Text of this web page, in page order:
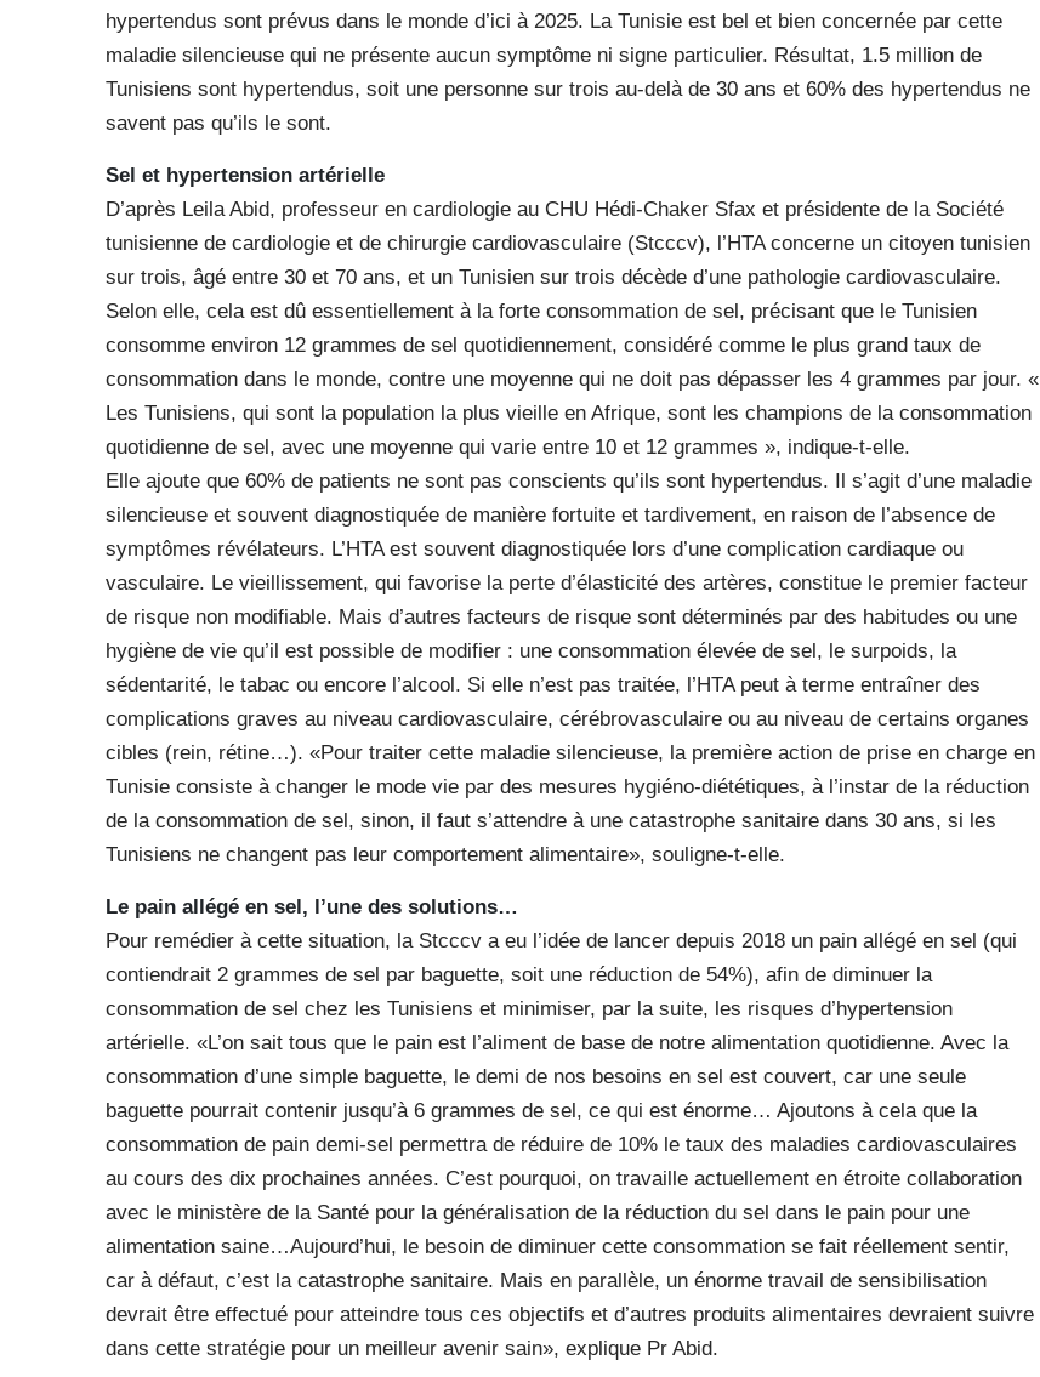
hypertendus sont prévus dans le monde d’ici à 2025. La Tunisie est bel et bien concernée par cette
maladie silencieuse qui ne présente aucun symptôme ni signe particulier. Résultat, 1.5 million de
Tunisiens sont hypertendus, soit une personne sur trois au-delà de 30 ans et 60% des hypertendus ne
savent pas qu’ils le sont.
Sel et hypertension artérielle
D’après Leila Abid, professeur en cardiologie au CHU Hédi-Chaker Sfax et présidente de la Société
tunisienne de cardiologie et de chirurgie cardiovasculaire (Stcccv), l’HTA concerne un citoyen tunisien
sur trois, âgé entre 30 et 70 ans, et un Tunisien sur trois décède d’une pathologie cardiovasculaire.
Selon elle, cela est dû essentiellement à la forte consommation de sel, précisant que le Tunisien
consomme environ 12 grammes de sel quotidiennement, considéré comme le plus grand taux de
consommation dans le monde, contre une moyenne qui ne doit pas dépasser les 4 grammes par jour. «
Les Tunisiens, qui sont la population la plus vieille en Afrique, sont les champions de la consommation
quotidienne de sel, avec une moyenne qui varie entre 10 et 12 grammes », indique-t-elle.
Elle ajoute que 60% de patients ne sont pas conscients qu’ils sont hypertendus. Il s’agit d’une maladie
silencieuse et souvent diagnostiquée de manière fortuite et tardivement, en raison de l’absence de
symptômes révélateurs. L’HTA est souvent diagnostiquée lors d’une complication cardiaque ou
vasculaire. Le vieillissement, qui favorise la perte d’élasticité des artères, constitue le premier facteur
de risque non modifiable. Mais d’autres facteurs de risque sont déterminés par des habitudes ou une
hygiène de vie qu’il est possible de modifier : une consommation élevée de sel, le surpoids, la
sédentarité, le tabac ou encore l’alcool. Si elle n’est pas traitée, l’HTA peut à terme entraîner des
complications graves au niveau cardiovasculaire, cérébrovasculaire ou au niveau de certains organes
cibles (rein, rétine…). «Pour traiter cette maladie silencieuse, la première action de prise en charge en
Tunisie consiste à changer le mode vie par des mesures hygiéno-diététiques, à l’instar de la réduction
de la consommation de sel, sinon, il faut s’attendre à une catastrophe sanitaire dans 30 ans, si les
Tunisiens ne changent pas leur comportement alimentaire», souligne-t-elle.
Le pain allégé en sel, l’une des solutions…
Pour remédier à cette situation, la Stcccv a eu l’idée de lancer depuis 2018 un pain allégé en sel (qui
contiendrait 2 grammes de sel par baguette, soit une réduction de 54%), afin de diminuer la
consommation de sel chez les Tunisiens et minimiser, par la suite, les risques d’hypertension
artérielle. «L’on sait tous que le pain est l’aliment de base de notre alimentation quotidienne. Avec la
consommation d’une simple baguette, le demi de nos besoins en sel est couvert, car une seule
baguette pourrait contenir jusqu’à 6 grammes de sel, ce qui est énorme… Ajoutons à cela que la
consommation de pain demi-sel permettra de réduire de 10% le taux des maladies cardiovasculaires
au cours des dix prochaines années. C’est pourquoi, on travaille actuellement en étroite collaboration
avec le ministère de la Santé pour la généralisation de la réduction du sel dans le pain pour une
alimentation saine…Aujourd’hui, le besoin de diminuer cette consommation se fait réellement sentir,
car à défaut, c’est la catastrophe sanitaire. Mais en parallèle, un énorme travail de sensibilisation
devrait être effectué pour atteindre tous ces objectifs et d’autres produits alimentaires devraient suivre
dans cette stratégie pour un meilleur avenir sain», explique Pr Abid.